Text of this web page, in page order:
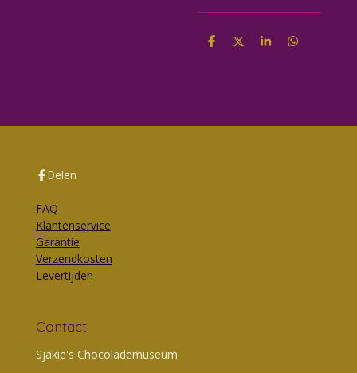
D
D
S
D
Delen
FAQ
Klantenservice
Garantie
Verzendkosten
Levertijden
Contact
Sjakie's Chocolademuseum